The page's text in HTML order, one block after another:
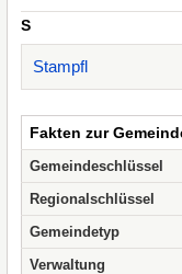
S
Stampfl
Fakten zur
Gemeindeschlüssel
Regionalschlüssel
Gemeindetyp
Verwaltung